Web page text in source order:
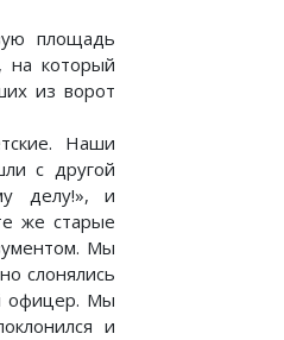
площадь
на который
из ворот
Наши
с другой
делу!», и
же старые
Мы
слонялись
офицер. Мы
и